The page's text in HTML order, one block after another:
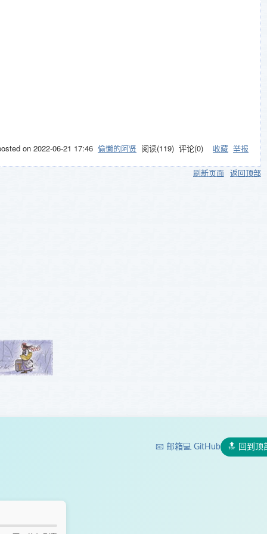
on 2022-06-21 17:46 偷懒的阿贤 阅读(119) 评论(0) 收藏 举报
刷新页面 返回顶部
📧 邮箱💻 GitHub 🔝 回到顶